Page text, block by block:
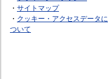
・ サイトマップ
・ クッキー・アクセスデータに
ついて